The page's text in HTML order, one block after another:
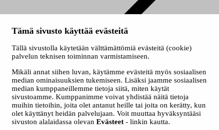
Tämä sivusto käyttää evästeitä
Tällä sivustolla käytetään välttämättömiä evästeitä (cookie)
palvelun teknisen toiminnan varmistamiseen.
Mikäli annat siihen luvan, käytämme evästeitä myös sosiaalisen
median ominaisuuksien tukemiseen. Lisäksi jaamme sosiaalisen
median kumppaneillemme tietoja siitä, miten käytät
sivustoamme. Kumppanimme voivat yhdistää näitä tietoja
muihin tietoihin, joita olet antanut heille tai joita on kerätty, kun
olet käyttänyt heidän palvelujaan. Voit muuttaa hyväksyntääsi
sivuston alalaidassa olevan Evästeet - linkin kautta.
Perustutkinto
IT-tukihenkilö
Tieto- ja viestintätekniikan perustutkinto
IT-tukihenkilö
IT-tukihenkilö tuntee erilaiset verkkoratkaisut ja hallitsee
palvelinohjelmistojen ylläpidon ja virtualisoinnin. Hän selvittää
tietoteknisiä ongelmia ja hallitsee laitteistoja, ohjelmistoja,
lähiverkkoja ja palvelimia.